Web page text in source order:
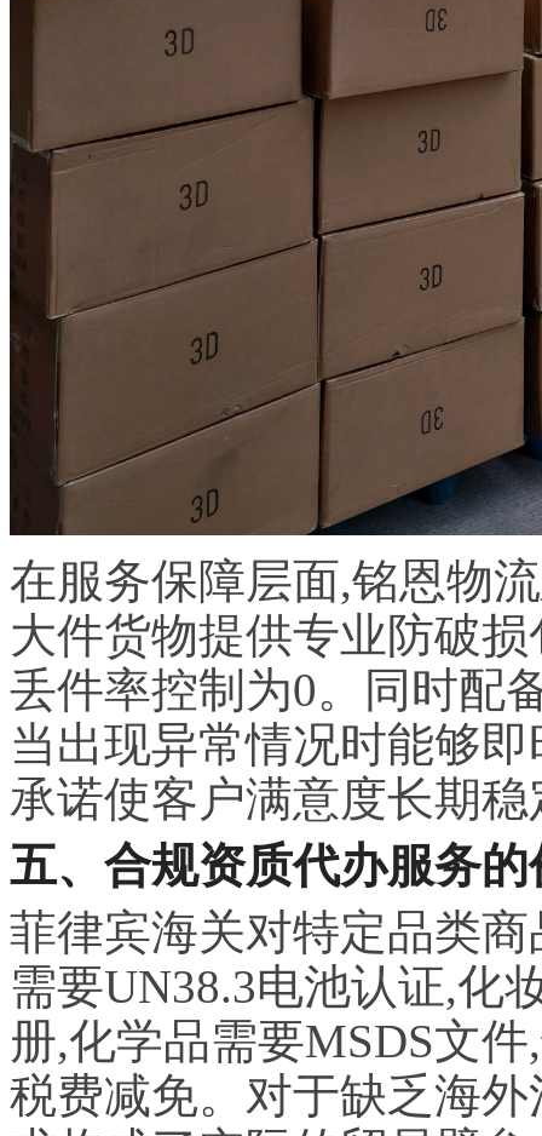
在服务保障层面,铭恩物
大件货物提供专业防破
丢件率控制为0。同时配
当出现异常情况时能够
承诺使客户满意度长期
五、合规资质代办服务的
菲律宾海关对特定品类
需要UN38.3电池认证,化
册,化学品需要MSDS文
税费减免。对于缺乏海